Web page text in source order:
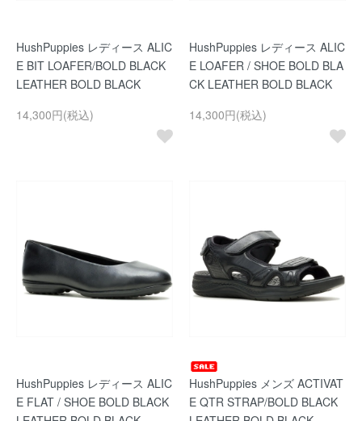
HushPuppies レディース ALIC
E BIT LOAFER/BOLD BLACK
LEATHER BOLD BLACK
14,300円(税込)
HushPuppies レディース ALIC
E LOAFER / SHOE BOLD BLA
CK LEATHER BOLD BLACK
14,300円(税込)
HushPuppies レディース ALIC
E FLAT / SHOE BOLD BLACK
HushPuppies メンズ ACTIVAT
E QTR STRAP/BOLD BLACK